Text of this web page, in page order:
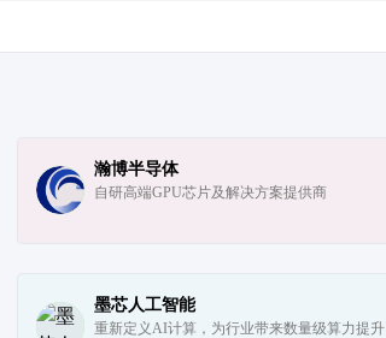
瀚博半导体
自研高端GPU芯片及解决方案提供商
墨芯人工智能
重新定义AI计算，为行业带来数量级算力提升